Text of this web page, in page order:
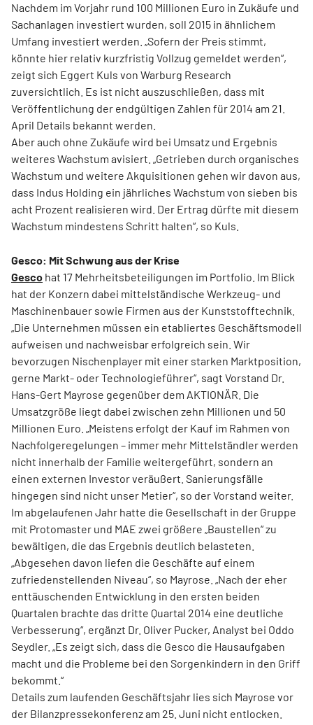
Nachdem im Vorjahr rund 100 Millionen Euro in Zukäufe und
Sachanlagen investiert wurden, soll 2015 in ähnlichem
Umfang investiert werden. „Sofern der Preis stimmt,
könnte hier relativ kurzfristig Vollzug gemeldet werden“,
zeigt sich Eggert Kuls von Warburg Research
zuversichtlich. Es ist nicht auszuschließen, dass mit
Veröffentlichung der endgültigen Zahlen für 2014 am 21.
April Details bekannt werden.
Aber auch ohne Zukäufe wird bei Umsatz und Ergebnis
weiteres Wachstum avisiert. „Getrieben durch organisches
Wachstum und weitere Akquisitionen gehen wir davon aus,
dass Indus Holding ein jährliches Wachstum von sieben bis
acht Prozent realisieren wird. Der Ertrag dürfte mit diesem
Wachstum mindestens Schritt halten“, so Kuls.
Gesco: Mit Schwung aus der Krise
Gesco hat 17 Mehrheitsbeteiligungen im Portfolio. Im Blick
hat der Konzern dabei mittelständische Werkzeug- und
Maschinenbauer sowie Firmen aus der Kunststofftechnik.
„Die Unternehmen müssen ein etabliertes Geschäftsmodell
aufweisen und nachweisbar erfolgreich sein. Wir
bevorzugen Nischenplayer mit einer starken Marktposition,
gerne Markt- oder Technologieführer“, sagt Vorstand Dr.
Hans-Gert Mayrose gegenüber dem AKTIONÄR. Die
Umsatzgröße liegt dabei zwischen zehn Millionen und 50
Millionen Euro. „Meistens erfolgt der Kauf im Rahmen von
Nachfolgeregelungen – immer mehr Mittelständler werden
nicht innerhalb der Familie weitergeführt, sondern an
einen externen Investor veräußert. Sanierungsfälle
hingegen sind nicht unser Metier“, so der Vorstand weiter.
Im abgelaufenen Jahr hatte die Gesellschaft in der Gruppe
mit Protomaster und MAE zwei größere „Baustellen“ zu
bewältigen, die das Ergebnis deutlich belasteten.
„Abgesehen davon liefen die Geschäfte auf einem
zufriedenstellenden Niveau“, so Mayrose. „Nach der eher
enttäuschenden Entwicklung in den ersten beiden
Quartalen brachte das dritte Quartal 2014 eine deutliche
Verbesserung“, ergänzt Dr. Oliver Pucker, Analyst bei Oddo
Seydler. „Es zeigt sich, dass die Gesco die Hausaufgaben
macht und die Probleme bei den Sorgenkindern in den Griff
bekommt.“
Details zum laufenden Geschäftsjahr lies sich Mayrose vor
der Bilanzpressekonferenz am 25. Juni nicht entlocken.